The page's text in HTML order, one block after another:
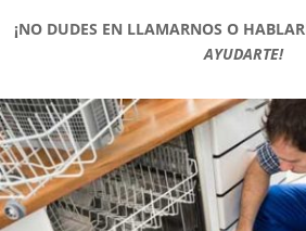
¡NO DUDES EN LLAMARNOS O
AYUDARTE!